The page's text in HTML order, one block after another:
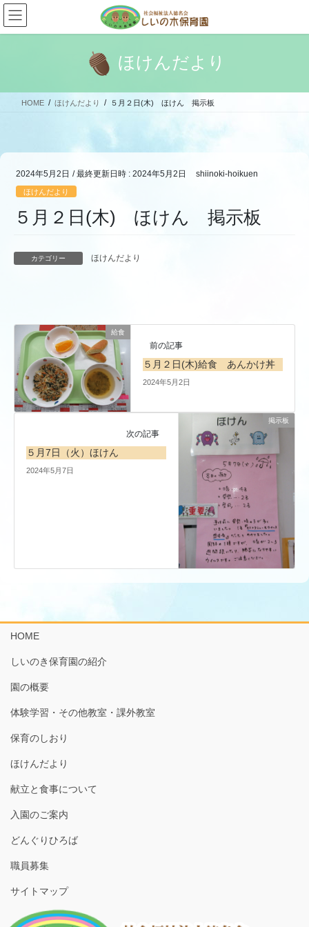
コ
ン
テ
ス
ナ
ビ
ゲ
ン
ほけんだより
HOME ほけんだより ５月２日(木) ほけん 掲示板
2024年5月2日 / 最終更新日時 : 2024年5月2日 shiinoki-hoikuen
ほけんだより
５月２日(木) ほけん 掲示板
カテゴリー ほけんだより
給食
前の記事
５月２日(木)給食 あんかけ丼
2024年5月2日
掲示板
次の記事
５月7日（火）ほけん
2024年5月7日
HOME
しいのき保育園の紹介
園の概要
体験学習・その他教室・課外教室
保育のしおり
ほけんだより
献立と食事について
入園のご案内
どんぐりひろば
職員募集
サイトマップ